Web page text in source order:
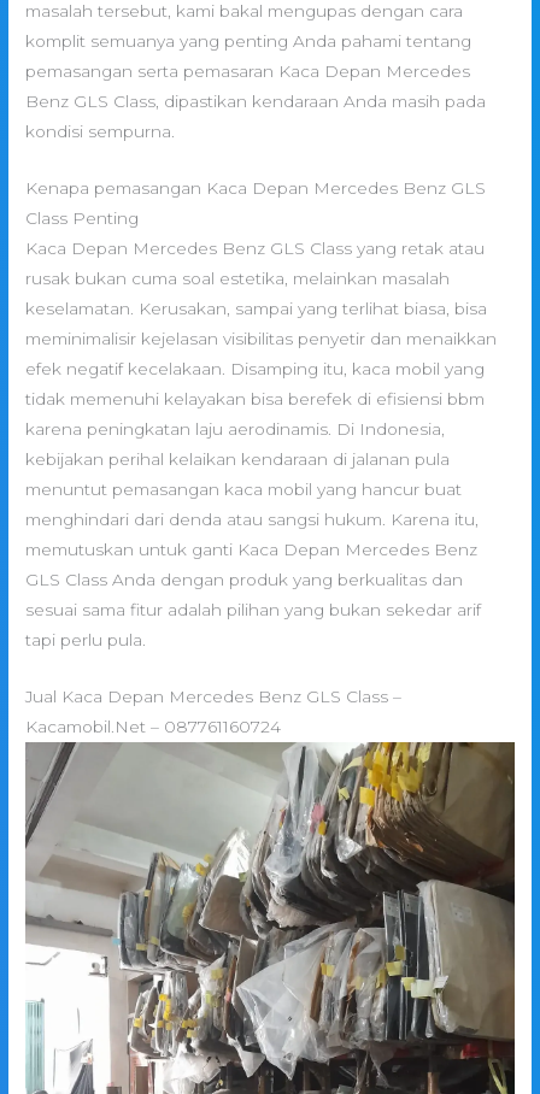
masalah tersebut, kami bakal mengupas dengan cara
komplit semuanya yang penting Anda pahami tentang
pemasangan serta pemasaran Kaca Depan Mercedes
Benz GLS Class, dipastikan kendaraan Anda masih pada
kondisi sempurna.
Kenapa pemasangan Kaca Depan Mercedes Benz GLS
Class Penting
Kaca Depan Mercedes Benz GLS Class yang retak atau
rusak bukan cuma soal estetika, melainkan masalah
keselamatan. Kerusakan, sampai yang terlihat biasa, bisa
meminimalisir kejelasan visibilitas penyetir dan menaikkan
efek negatif kecelakaan. Disamping itu, kaca mobil yang
tidak memenuhi kelayakan bisa berefek di efisiensi bbm
karena peningkatan laju aerodinamis. Di Indonesia,
kebijakan perihal kelaikan kendaraan di jalanan pula
menuntut pemasangan kaca mobil yang hancur buat
menghindari dari denda atau sangsi hukum. Karena itu,
memutuskan untuk ganti Kaca Depan Mercedes Benz
GLS Class Anda dengan produk yang berkualitas dan
sesuai sama fitur adalah pilihan yang bukan sekedar arif
tapi perlu pula.
Jual Kaca Depan Mercedes Benz GLS Class –
Kacamobil.Net – 087761160724